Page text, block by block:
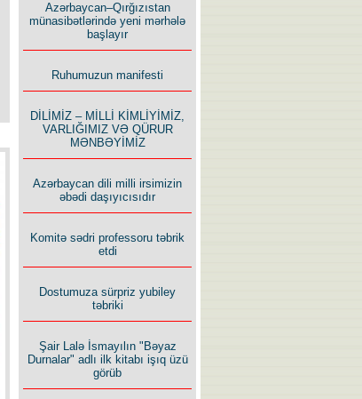
Bu yolda mən varam!
İlham İsmayıl yazır:
Rusiyanın süqutunu qaçılmaz
edən beş şərt
Azərbaycan–Qırğızıstan
münasibətlərində yeni mərhələ
başlayır
Ruhumuzun manifesti
DİLİMİZ – MİLLİ KİMLİYİMİZ,
VARLIĞIMIZ VƏ QÜRUR
MƏNBƏYİMİZ
Azərbaycan dili milli irsimizin
əbədi daşıyıcısıdır
Komitə sədri professoru təbrik
etdi
Dostumuza sürpriz yubiley
təbriki
Şair Lalə İsmayılın "Bəyaz
Durnalar" adlı ilk kitabı işıq üzü
görüb